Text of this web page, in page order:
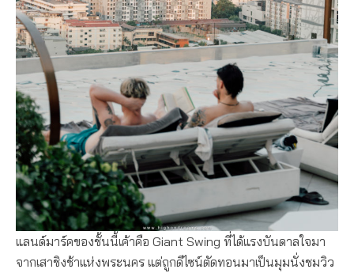
แลนด์มาร์คของชั้นนี้เค้าคือ Giant Swing ที่ได้แรงบันดาลใจมา
จากเสาชิงช้าแห่งพระนคร แต่ถูกดีไซน์ตัดทอนมาเป็นมุมนั่งชมวิว